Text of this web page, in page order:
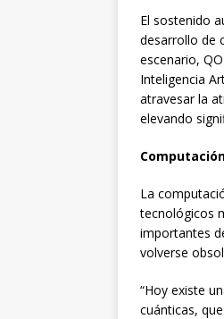
El sostenido
desarrollo de
escenario,
Inteligencia
atravesar la
elevando
La
tecnológicos
importantes
volverse
“Hoy existe
cuánticas,